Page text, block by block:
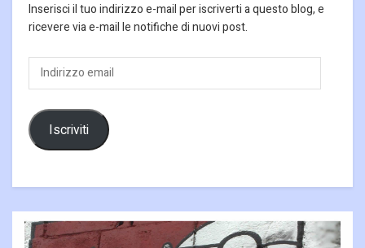
Inserisci il tuo indirizzo e-mail per iscriverti a questo blog, e
ricevere via e-mail le notifiche di nuovi post.
Indirizzo
email
Iscriviti